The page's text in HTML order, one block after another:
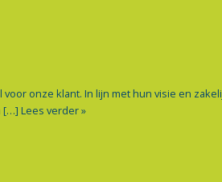
onze klant. In lijn met hun visie en
[…] Lees verder »